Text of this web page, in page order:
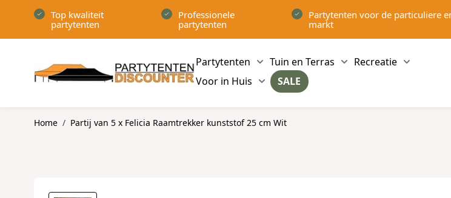
Top kwaliteit
partytenten
Professionele
partytenten
Partytenten voor de particuliere
markt
Partytenten
Show submenu for Partytenten category
Tuin en Terras
Show submenu for
Recreatie
Show
Voor in Huis
Show submenu for Voor in Huis category
SALE
Home / Partij van 5 x Felicia Raamtrekker kunststof 25 cm Wit